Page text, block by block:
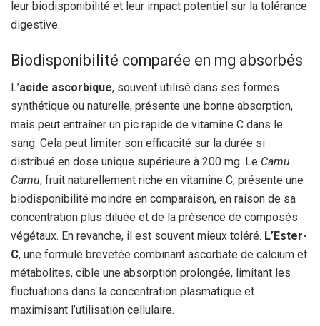
leur biodisponibilité et leur impact potentiel sur la tolérance
digestive.
Biodisponibilité comparée en mg absorbés
L’acide ascorbique, souvent utilisé dans ses formes
synthétique ou naturelle, présente une bonne absorption,
mais peut entraîner un pic rapide de vitamine C dans le
sang. Cela peut limiter son efficacité sur la durée si
distribué en dose unique supérieure à 200 mg. Le Camu
Camu, fruit naturellement riche en vitamine C, présente une
biodisponibilité moindre en comparaison, en raison de sa
concentration plus diluée et de la présence de composés
végétaux. En revanche, il est souvent mieux toléré. L’Ester-
C, une formule brevetée combinant ascorbate de calcium et
métabolites, cible une absorption prolongée, limitant les
fluctuations dans la concentration plasmatique et
maximisant l’utilisation cellulaire.